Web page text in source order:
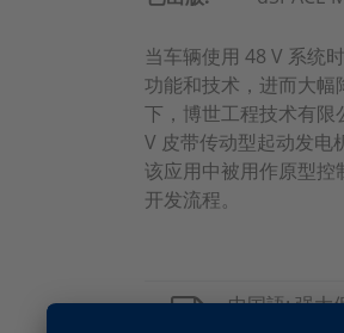
当车辆使用 48 V 系统
功能和技术，进而大
下，博世工程技术有限
V 皮带传动型起动发
该应用中被用作原型控
开发流程。
中国語: 强大